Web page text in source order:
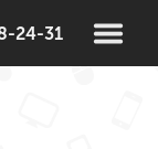
24-31